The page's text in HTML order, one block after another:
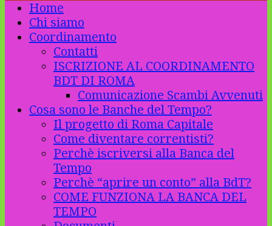
Home
Chi siamo
Coordinamento
Contatti
ISCRIZIONE AL COORDINAMENTO
BDT DI ROMA
Comunicazione Scambi Avvenuti
Cosa sono le Banche del Tempo?
Il progetto di Roma Capitale
Come diventare correntisti?
Perchè iscriversi alla Banca del
Tempo
Perchè “aprire un conto” alla BdT?
COME FUNZIONA LA BANCA DEL
TEMPO